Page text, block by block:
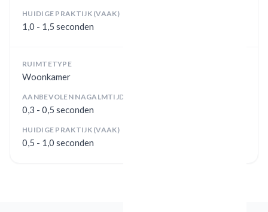
HUIDIGE PRAKTIJK (VAAK)
1,0 - 1,5 seconden
RUIMTETYPE
Woonkamer
AANBEVOLEN NAGALMTIJD
0,3 - 0,5 seconden
HUIDIGE PRAKTIJK (VAAK)
0,5 - 1,0 seconden